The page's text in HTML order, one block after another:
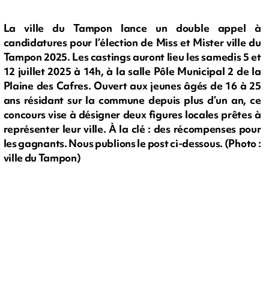
La ville du Tampon lance un double appel à
candidatures pour l’élection de Miss et Mister ville du
Tampon 2025. Les castings auront lieu les samedis 5 et
12 juillet 2025 à 14h, à la salle Pôle Municipal 2 de la
Plaine des Cafres. Ouvert aux jeunes âgés de 16 à 25
ans résidant sur la commune depuis plus d’un an, ce
concours vise à désigner deux figures locales prêtes à
représenter leur ville. À la clé : des récompenses pour
les gagnants. Nous publions le post ci-dessous. (Photo :
ville du Tampon)